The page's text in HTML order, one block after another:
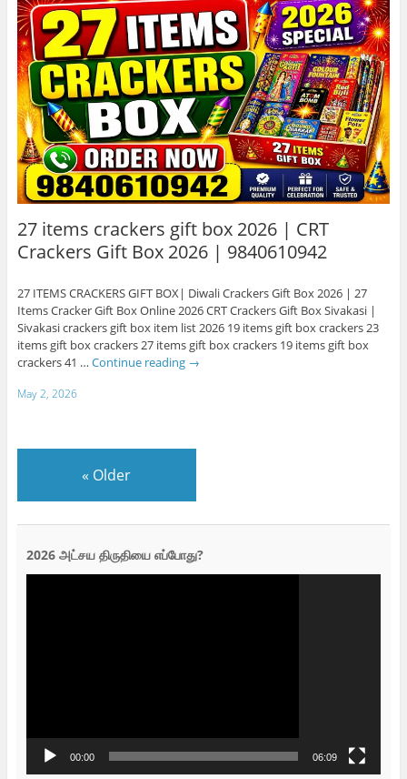
27 items crackers gift box 2026 | CRT
Crackers Gift Box 2026 | 9840610942
27 ITEMS CRACKERS GIFT BOX| Diwali Crackers Gift Box 2026 | 27
Items Cracker Gift Box Online 2026 CRT Crackers Gift Box Sivakasi |
Sivakasi crackers gift box item list 2026 19 items gift box crackers 23
items gift box crackers 27 items gift box crackers 19 items gift box
crackers 41 … Continue reading →
May 2, 2026
« Older
2026 அட்சய திருதியை எப்போது?
00:00 06:09